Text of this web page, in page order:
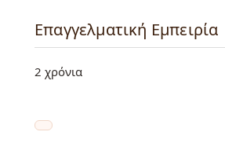
Επαγγελματική Εμπειρία
2 χρόνια